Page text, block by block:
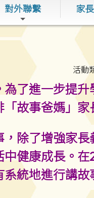
對外聯繫 家
活動
了進一步提
故事爸媽」家
除了增強家
健康成長。
統地進行講